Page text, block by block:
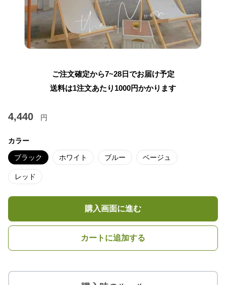
ご注文確定から7~28日でお届け予定
送料は1注文あたり 1000円かかります
4,440 円
カラー
ブラック ホワイト ブルー ベージュ
レッド
購入画面に進む
カートに追加する